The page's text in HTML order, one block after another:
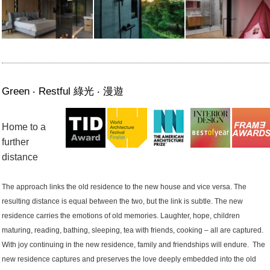
Green ‧ Restful 綠光 ‧ 漫遊
Home to a
further
distance
The approach links the old residence to the new house and vice versa. The
resulting distance is equal between the two, but the link is subtle. The new
residence carries the emotions of old memories. Laughter, hope, children
maturing, reading, bathing, sleeping, tea with friends, cooking – all are captured.
With joy continuing in the new residence, family and friendships will endure. The
new residence captures and preserves the love deeply embedded into the old